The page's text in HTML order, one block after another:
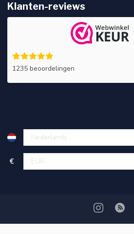
Klanten-reviews
1235 beoordelingen
€